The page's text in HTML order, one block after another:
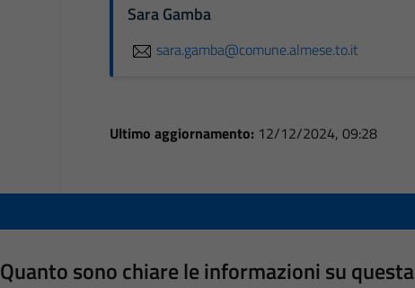
Sara Gamba
sara.gamba@comune.almese.to.it
Ultimo aggiornamento: 12/12/2024, 09:28
Quanto sono chiare le informazioni su questa